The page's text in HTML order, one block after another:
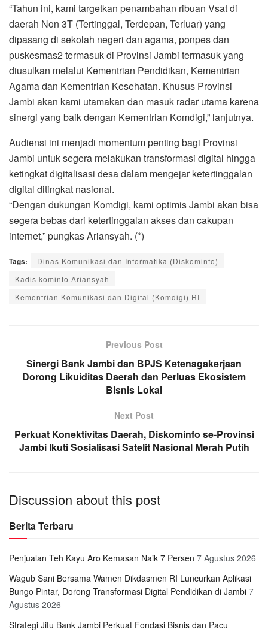
“Tahun ini, kami targetkan penambahan ribuan Vsat di
daerah Non 3T (Tertinggal, Terdepan, Terluar) yang
dipasang di sekolah negeri dan agama, ponpes dan
puskesmas2 termasuk di Provinsi Jambi termasuk yang
diusulkan melalui Kementrian Pendidikan, Kementrian
Agama dan Kementrian Kesehatan. Khusus Provinsi
Jambi akan kami utamakan dan masuk radar utama karena
sinergi yang baik dengan Kementrian Komdigi,” lanjutnya.
Audiensi ini menjadi momentum penting bagi Provinsi
Jambi untuk segera melakukan transformasi digital hingga
ketingkat digitalisasi desa dalam mengejar ketertinggalan
digital ditingkat nasional.
“Dengan dukungan Komdigi, kami optimis Jambi akan bisa
segera bebas dari ketertinggalan akses dan cakupan
internet,” pungkas Ariansyah. (*)
Tags:
Dinas Komunikasi dan Informatika (Diskominfo)
Kadis kominfo Ariansyah
Kementrian Komunikasi dan Digital (Komdigi) RI
Previous Post
Sinergi Bank Jambi dan BPJS Ketenagakerjaan
Dorong Likuiditas Daerah dan Perluas Ekosistem
Bisnis Lokal
Next Post
Perkuat Konektivitas Daerah, Diskominfo se-Provinsi
Jambi Ikuti Sosialisasi Satelit Nasional Merah Putih
Discussion about this post
Berita Terbaru
Penjualan Teh Kayu Aro Kemasan Naik 7 Persen 7 Agustus 2026
Wagub Sani Bersama Wamen Dikdasmen RI Luncurkan Aplikasi
Bungo Pintar, Dorong Transformasi Digital Pendidikan di Jambi 7
Agustus 2026
Strategi Jitu Bank Jambi Perkuat Fondasi Bisnis dan Pacu